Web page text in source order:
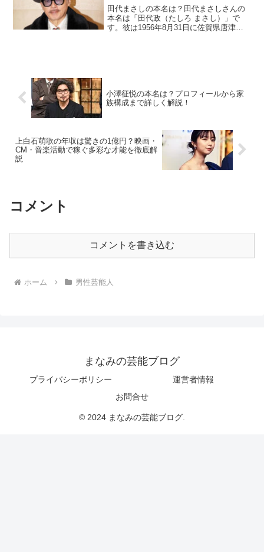
田代まさしの本名は？田代まさしさんの
本名は「田代政（たしろ まさし）」で
す。彼は1956年8月31日に佐賀県唐津市
小澤征悦の本名は？プロフィールから家
族構成まで詳しく解説！
上白石萌歌の年収は驚きの1億円？映画・
CM・音楽活動で稼ぐ多彩な才能を徹底解
説
コメント
コメントを書き込む
ホーム 男性芸能人
まなみの芸能ブログ
プライバシーポリシー
運営者情報
お問合せ
© 2024 まなみの芸能ブログ.